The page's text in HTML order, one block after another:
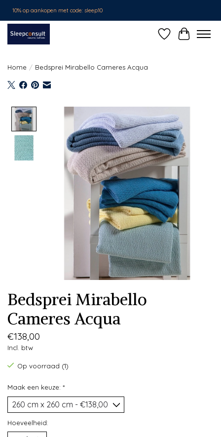
10% op aankopen met code: sleep10
Verlanglijst
Home / Bedsprei Mirabello Cameres Acqua
Product image slideshow Items
Bedsprei Mirabello
Cameres Acqua
€138,00
Incl. btw
Op voorraad (1)
Maak een keuze: *
Hoeveelheid: